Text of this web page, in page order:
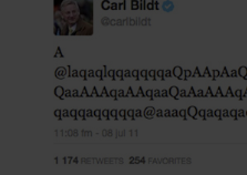
Sök
efter: